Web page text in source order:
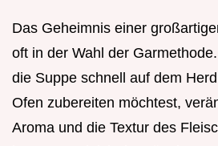
Das Geheimnis einer
oft in der Wahl der
die Suppe schnell auf dem
Ofen zubereiten möchtest,
Aroma und die Textur des